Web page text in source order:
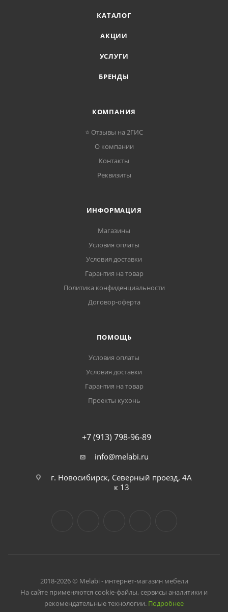
КАТАЛОГ
АКЦИИ
УСЛУГИ
БРЕНДЫ
КОМПАНИЯ
⭐ Отзывы на 2ГИС
О компании
Контакты
Реквизиты
ИНФОРМАЦИЯ
Магазины
Условия оплаты
Условия доставки
Гарантия на товар
Политика конфиденциальности
Договор-оферта
ПОМОЩЬ
Условия оплаты
Условия доставки
Гарантия на товар
Проекты кухонь
+7 (913) 798-96-89
info@melabi.ru
г. Новосибирск, Северный проезд, 4А
к 13
2018-2026 © Melabi - интернет-магазин мебели
На сайте применяются cookie-файлы, сервисы аналитики и
рекомендательные технологии. Подробнее